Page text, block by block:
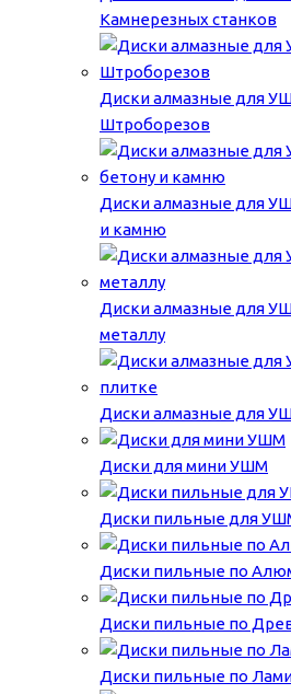
Камнерезных станков
Диски алмазные для
Штроборезов
Диски алмазные для
и камню
Диски алмазные для
металлу
Диски алмазные для
Диски для мини УШМ
Диски пильные для
Диски пильные по
Диски пильные по
Диски пильные по